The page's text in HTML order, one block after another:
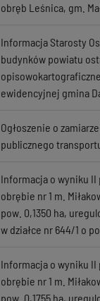
obręb Leśnica, gm.
Informacja Starosty
budynków powiatu
ewidencyjnej gmina
Ogłoszenie o
publicznego
Informacja o wyniku
obrębie nr 1 m.
pow. 0,1350 ha,
w działce nr 644/1 o
Informacja o wyniku
obrębie nr 1 m.
pow. 0,1755 ha,